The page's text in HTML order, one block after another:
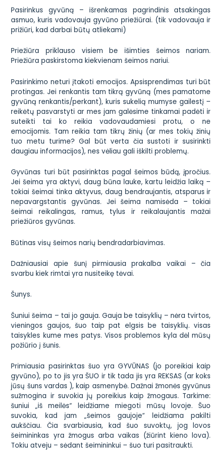
Pasirinkus gyvūną – išrenkamas pagrindinis atsakingas
asmuo, kuris vadovauja gyvūno priežiūrai. (tik vadovauja ir
prižiūri, kad darbai būtų atliekami)
Priežiūra priklauso visiem be išimties šeimos nariam.
Priežiūra paskirstoma kiekvienam šeimos nariui.
Pasirinkimo neturi įtakoti emocijos. Apsisprendimas turi būt
protingas. Jei renkantis tam tikrą gyvūną (mes pamatome
gyvūną renkantis/perkant), kuris sukelią mumyse gailestį –
reikėtų pasvarstyti ar mes jam galėsime tinkamai padėti ir
suteikti tai ko reikia vadovaudamiesi protu, o ne
emocijomis. Tam reikia tam tikrų žinių (ar mes tokių žinių
tuo metu turime? Gal būt verta čia sustoti ir susirinkti
daugiau informacijos), nes vėliau gali iškilti problemų.
Gyvūnas turi būt pasirinktas pagal šeimos būdą, įpročius.
Jei šeima yra aktyvi, daug būna lauke, kartu leidžia laiką –
tokiai šeimai tinka aktyvus, daug bendraujantis, atsparus ir
nepavargstantis gyvūnas. Jei šeima namisėda – tokiai
šeimai reikalingas, ramus, tylus ir reikalaujantis mažai
priežiūros gyvūnas.
Būtinas visų šeimos narių bendradarbiavimas.
Dažniausiai apie šunį pirmiausia prakalba vaikai – čia
svarbu kiek rimtai yra nusiteikę tėvai.
Šunys.
Šuniui šeima – tai jo gauja. Gauja be taisyklių – nėra tvirtos,
vieningos gaujos, šuo taip pat elgsis be taisyklių. visas
taisykles kume mes patys. Visos problemos kyla dėl mūsų
požiūrio į šunis.
Primiausia pasirinktas šuo yra GYVŪNAS (jo poreikiai kaip
gyvūno), po to jis yra ŠUO ir tik tada jis yra REKSAS (ar koks
jūsų šuns vardas ), kaip asmenybė. Dažnai žmonės gyvūnus
sužmogina ir suvokia jų poreikius kaip žmogaus. Tarkime:
šuniui „iš meilės“ leidžiame miegoti mūsų lovoje. Šuo
suvokia, kad jam „šeimos gaujoje“ leidžiama pakilti
aukščiau. Čia svarbiausia, kad šuo suvoktų, jog lovos
šeimininkas yra žmogus arba vaikas (žiūrint kieno lova).
Tokiu atveju – sėdant šeimininkui – šuo turi pasitraukti.